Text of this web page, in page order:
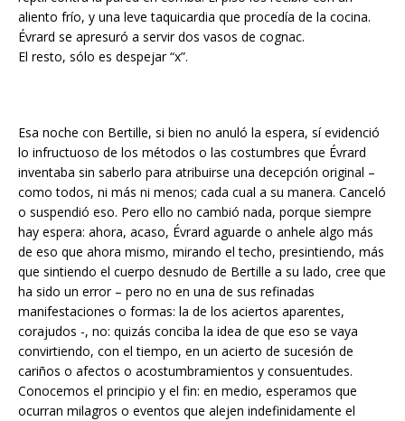
aliento frío, y una leve taquicardia que procedía de la cocina.
Évrard se apresuró a servir dos vasos de cognac.
El resto, sólo es despejar “x”.
Esa noche con Bertille, si bien no anuló la espera, sí evidenció
lo infructuoso de los métodos o las costumbres que Évrard
inventaba sin saberlo para atribuirse una decepción original –
como todos, ni más ni menos; cada cual a su manera. Canceló
o suspendió eso. Pero ello no cambió nada, porque siempre
hay espera: ahora, acaso, Évrard aguarde o anhele algo más
de eso que ahora mismo, mirando el techo, presintiendo, más
que sintiendo el cuerpo desnudo de Bertille a su lado, cree que
ha sido un error – pero no en una de sus refinadas
manifestaciones o formas: la de los aciertos aparentes,
corajudos -, no: quizás conciba la idea de que eso se vaya
convirtiendo, con el tiempo, en un acierto de sucesión de
cariños o afectos o acostumbramientos y consuentudes.
Conocemos el principio y el fin: en medio, esperamos que
ocurran milagros o eventos que alejen indefinidamente el